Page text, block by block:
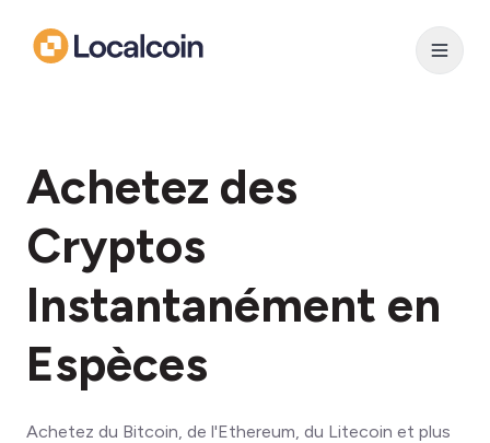
Achetez des
Cryptos
Instantanément en
Espèces
Achetez du Bitcoin, de l'Ethereum, du Litecoin et plus